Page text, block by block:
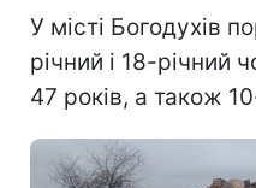
У місті Богодухів
річний і 18-річний
47 років, а також